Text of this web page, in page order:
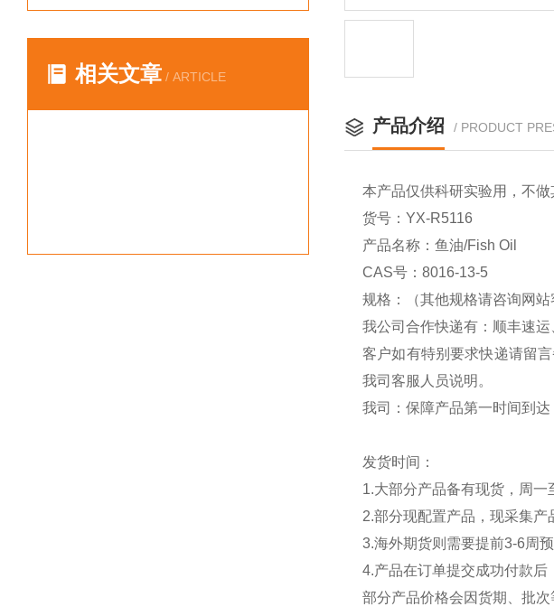
相关文章 / ARTICLE
产品介绍 / PRODUCT
本产品仅供科研实验用，不做
货号：YX-R5116
产品名称：鱼油/Fish Oil
CAS号：8016-13-5
规格：（其他规格请咨询网
我公司合作快递有：顺丰速
客户如有特别要求快递请留
我司客服人员说明。
我司：保障产品第一时间到
发货时间：
1.大部分产品备有现货，周一
2.部分现配置产品，现采集产
3.海外期货则需要提前3-6周
4.产品在订单提交成功付款后
部分产品价格会因货期、批